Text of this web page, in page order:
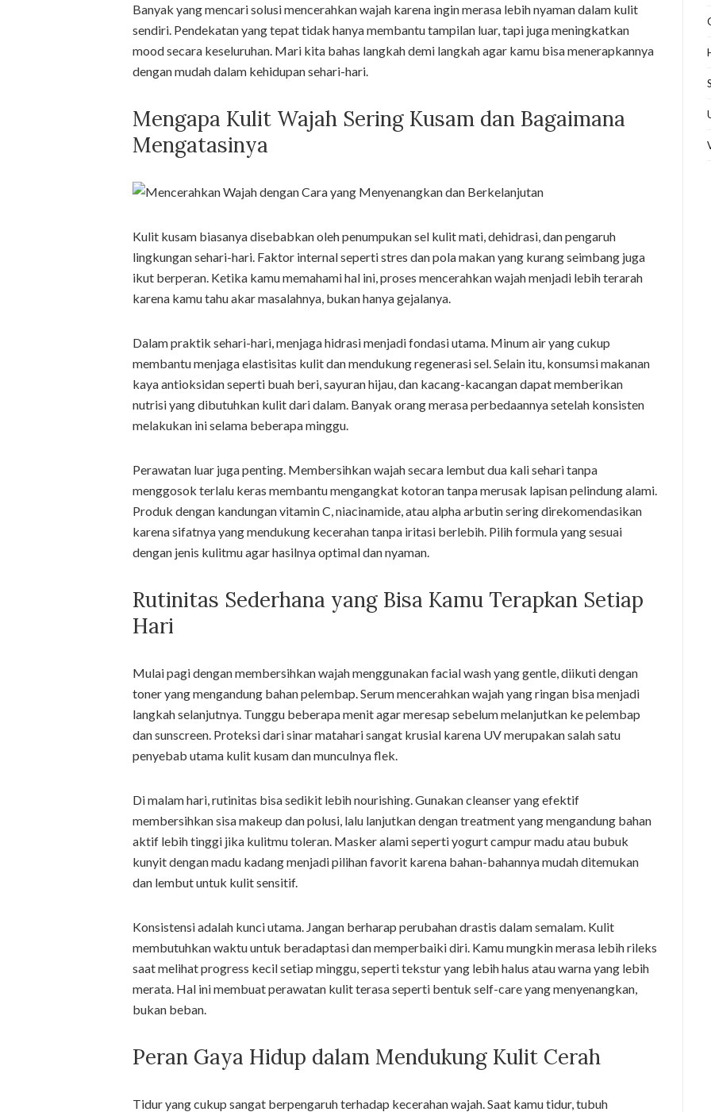
Banyak yang mencari solusi mencerahkan wajah karena ingin merasa lebih nyaman dalam kulit
sendiri. Pendekatan yang tepat tidak hanya membantu tampilan luar, tapi juga meningkatkan
mood secara keseluruhan. Mari kita bahas langkah demi langkah agar kamu bisa menerapkannya
dengan mudah dalam kehidupan sehari-hari.
Mengapa Kulit Wajah Sering Kusam dan Bagaimana
Mengatasinya
Kulit kusam biasanya disebabkan oleh penumpukan sel kulit mati, dehidrasi, dan pengaruh
lingkungan sehari-hari. Faktor internal seperti stres dan pola makan yang kurang seimbang juga
ikut berperan. Ketika kamu memahami hal ini, proses mencerahkan wajah menjadi lebih terarah
karena kamu tahu akar masalahnya, bukan hanya gejalanya.
Dalam praktik sehari-hari, menjaga hidrasi menjadi fondasi utama. Minum air yang cukup
membantu menjaga elastisitas kulit dan mendukung regenerasi sel. Selain itu, konsumsi makanan
kaya antioksidan seperti buah beri, sayuran hijau, dan kacang-kacangan dapat memberikan
nutrisi yang dibutuhkan kulit dari dalam. Banyak orang merasa perbedaannya setelah konsisten
melakukan ini selama beberapa minggu.
Perawatan luar juga penting. Membersihkan wajah secara lembut dua kali sehari tanpa
menggosok terlalu keras membantu mengangkat kotoran tanpa merusak lapisan pelindung alami.
Produk dengan kandungan vitamin C, niacinamide, atau alpha arbutin sering direkomendasikan
karena sifatnya yang mendukung kecerahan tanpa iritasi berlebih. Pilih formula yang sesuai
dengan jenis kulitmu agar hasilnya optimal dan nyaman.
Rutinitas Sederhana yang Bisa Kamu Terapkan Setiap
Hari
Mulai pagi dengan membersihkan wajah menggunakan facial wash yang gentle, diikuti dengan
toner yang mengandung bahan pelembap. Serum mencerahkan wajah yang ringan bisa menjadi
langkah selanjutnya. Tunggu beberapa menit agar meresap sebelum melanjutkan ke pelembap
dan sunscreen. Proteksi dari sinar matahari sangat krusial karena UV merupakan salah satu
penyebab utama kulit kusam dan munculnya flek.
Di malam hari, rutinitas bisa sedikit lebih nourishing. Gunakan cleanser yang efektif
membersihkan sisa makeup dan polusi, lalu lanjutkan dengan treatment yang mengandung bahan
aktif lebih tinggi jika kulitmu toleran. Masker alami seperti yogurt campur madu atau bubuk
kunyit dengan madu kadang menjadi pilihan favorit karena bahan-bahannya mudah ditemukan
dan lembut untuk kulit sensitif.
Konsistensi adalah kunci utama. Jangan berharap perubahan drastis dalam semalam. Kulit
membutuhkan waktu untuk beradaptasi dan memperbaiki diri. Kamu mungkin merasa lebih rileks
saat melihat progress kecil setiap minggu, seperti tekstur yang lebih halus atau warna yang lebih
merata. Hal ini membuat perawatan kulit terasa seperti bentuk self-care yang menyenangkan,
bukan beban.
Peran Gaya Hidup dalam Mendukung Kulit Cerah
Tidur yang cukup sangat berpengaruh terhadap kecerahan wajah. Saat kamu tidur, tubuh